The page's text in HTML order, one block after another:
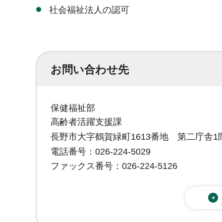
社会福祉法人の認可
お問い合わせ先
保健福祉部
高齢者活躍支援課
長野市大字鶴賀緑町1613番地 第二庁舎1
電話番号：026-224-5029
ファックス番号：026-224-5126